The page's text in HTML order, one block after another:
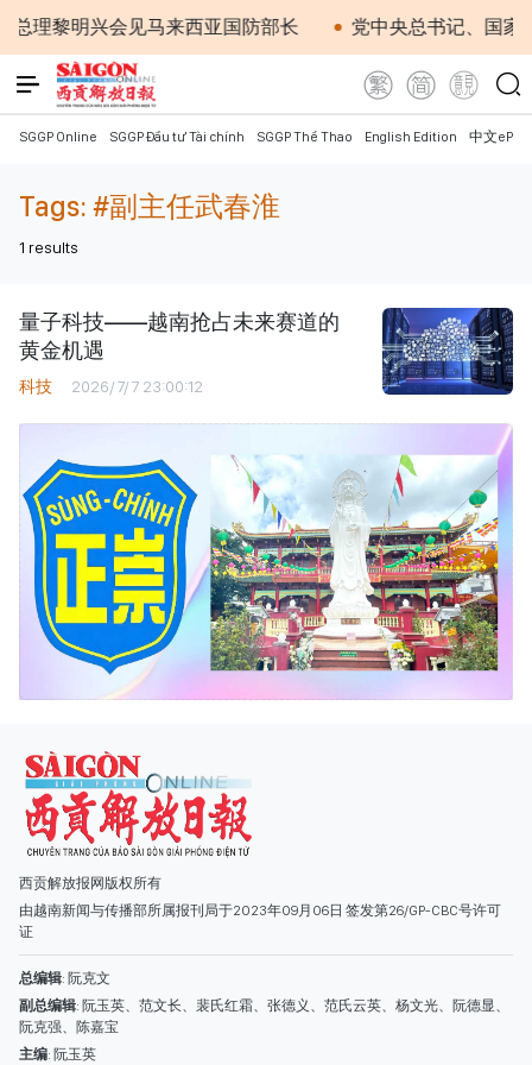
理黎明兴会见马来西亚国防部长 党中央总书记、国家
SGGP Online SGGP Đầu tư Tài chính SGGP Thể Thao English Edition 中文
Tags: #副主任武春淮
1 results
量子科技——越南抢占未来赛道的
黄金机遇
科技 2026/7/7 23:00:12
西贡解放报网版权所有
由越南新闻与传播部所属报刊局于2023年09月06日 签发第26/GP-CBC号许可
证
总编辑: 阮克文
副总编辑: 阮玉英、范文长、裴氏红霜、张德义、范氏云英、杨文光、阮德显、
阮克强、陈嘉宝
主编: 阮玉英